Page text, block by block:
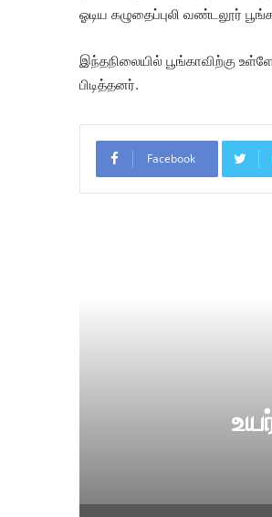
ஓடிய கழுதைப்புலி வண்டலூர்
இந்தநிலையில் பூங்காவிற்கு
பிடித்தனர்.
Facebook